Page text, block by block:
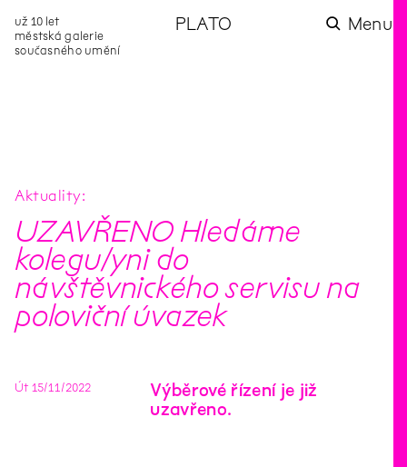
už 10 let
městská galerie
současného umění
PLATO Menu
Aktuality
UZAVŘENO Hledáme
kolegu/yni do
návštěvnického servisu na
poloviční úvazek
Út 15/11 /2022
Výběrové řízení je již
uzavřeno.